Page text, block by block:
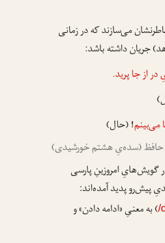
می‌سازند که در زمانی
جریان داشته باشد:
از جا پرید.
می‌بینم! (حال)
حافظ (سده‌یِ هشتم خورشیدی)
گویش‌هایِ امروزینِ پارسی
پیش‌رو پدید آمده‌اند:
/) به معنیِ «ادامه دادن» و